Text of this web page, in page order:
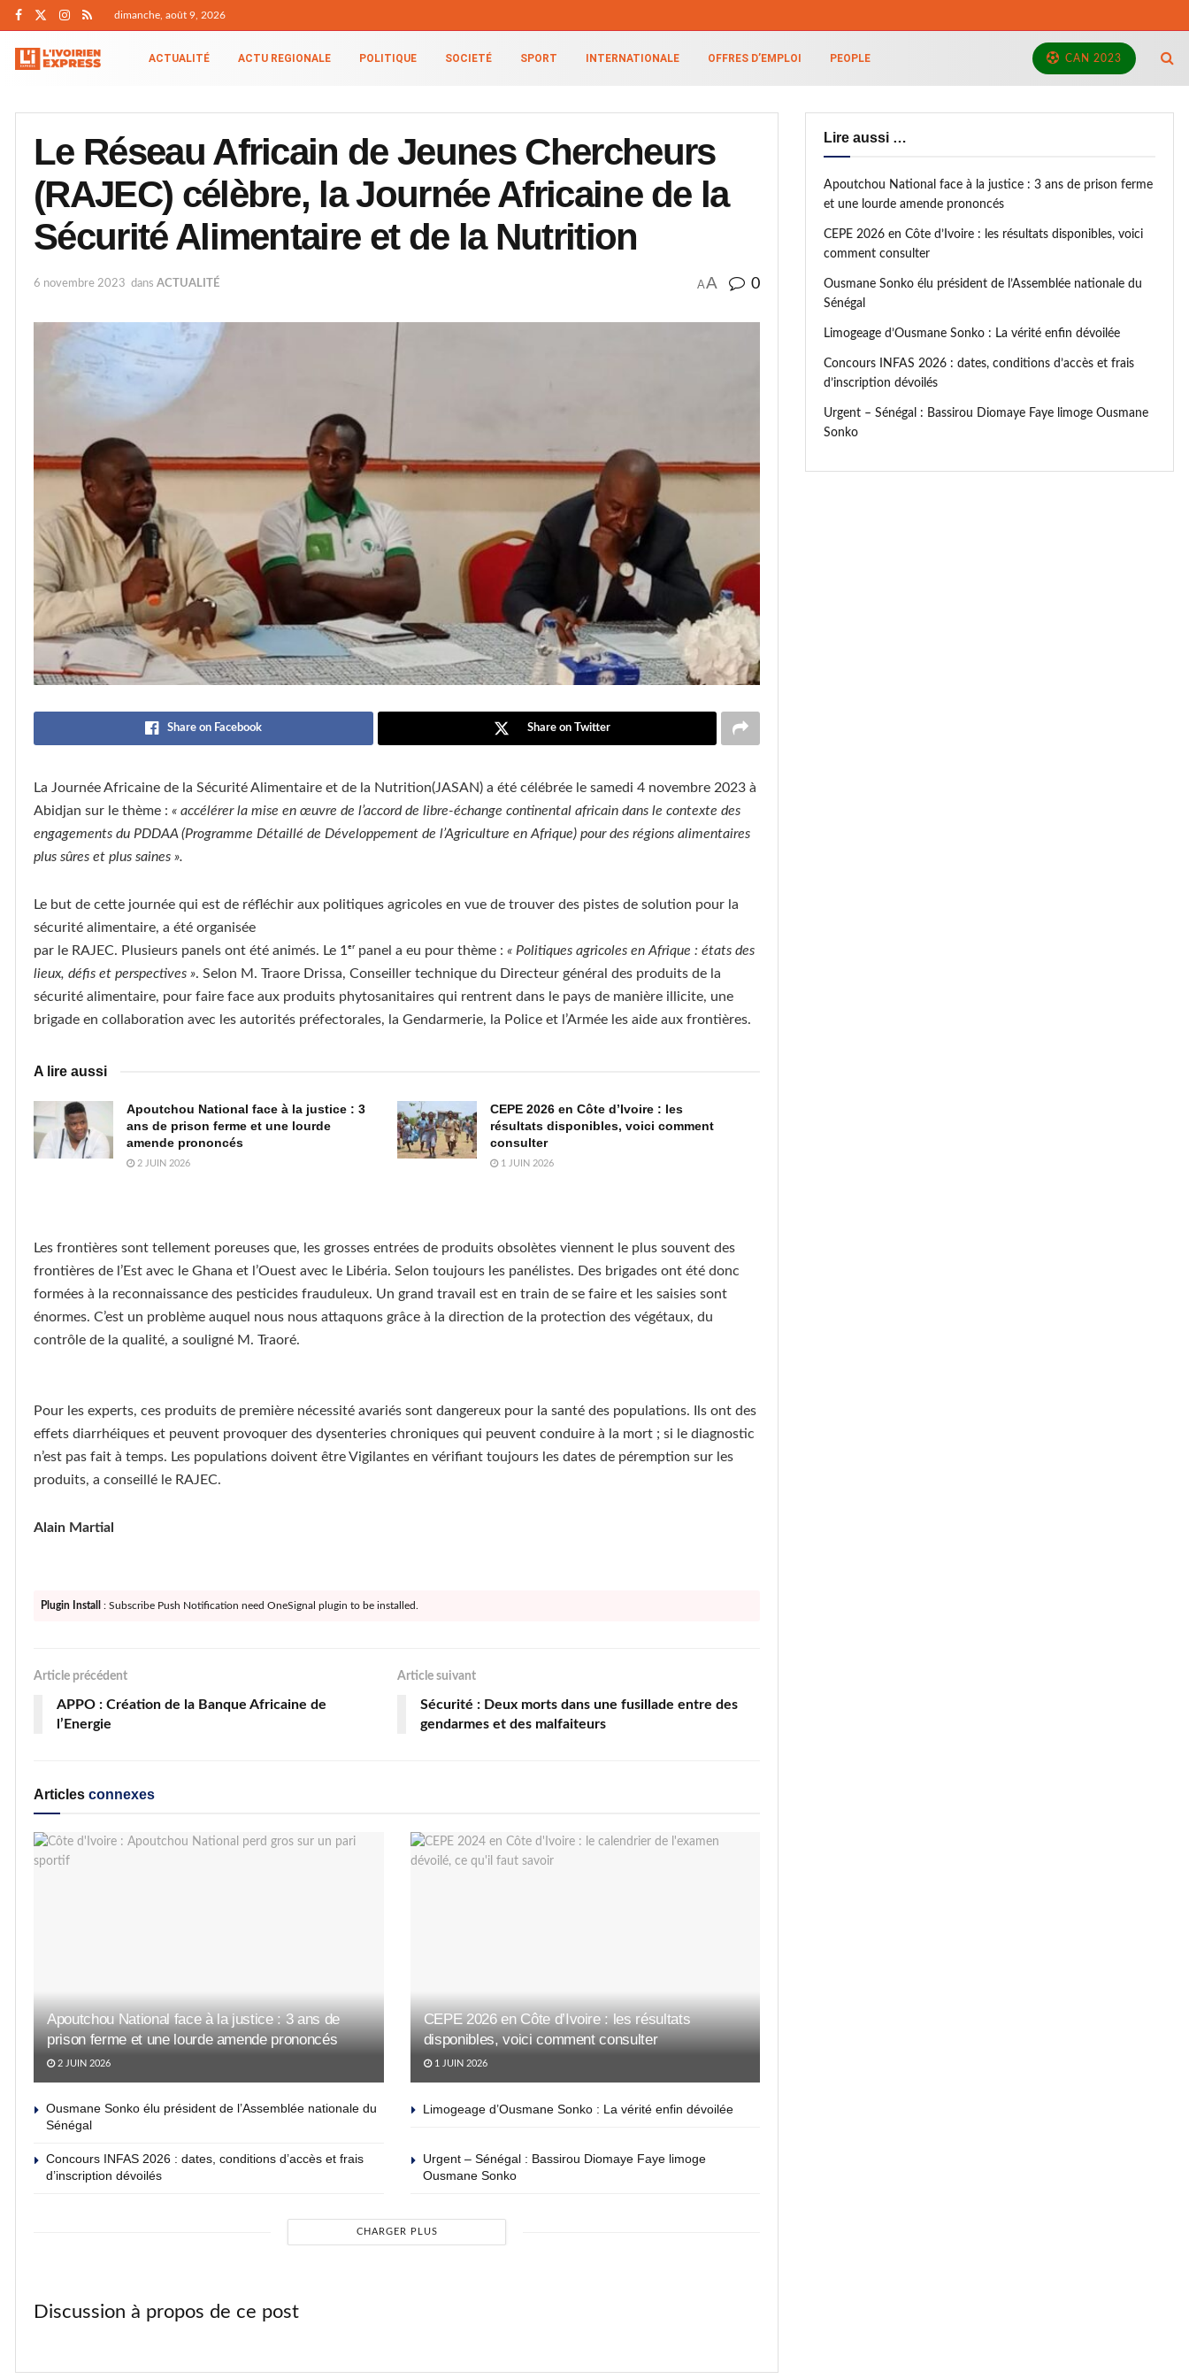
dimanche, août 9, 2026
ACTUALITÉ ACTU REGIONALE POLITIQUE SOCIETÉ SPORT INTERNATIONALE OFFRES D’EMPLOI PEOPLE CAN 2023
Le Réseau Africain de Jeunes Chercheurs
(RAJEC) célèbre, la Journée Africaine de la
Sécurité Alimentaire et de la Nutrition
6 novembre 2023 dans ACTUALITÉ AA 0
Share on Facebook Share on Twitter
La Journée Africaine de la Sécurité Alimentaire et de la Nutrition(JASAN) a été célébrée le samedi 4 novembre 2023 à
Abidjan sur le thème : « accélérer la mise en œuvre de l’accord de libre-échange continental africain dans le contexte des
engagements du PDDAA (Programme Détaillé de Développement de l’Agriculture en Afrique) pour des régions alimentaires
plus sûres et plus saines ».
Le but de cette journée qui est de réfléchir aux politiques agricoles en vue de trouver des pistes de solution pour la
sécurité alimentaire, a été organisée
par le RAJEC. Plusieurs panels ont été animés. Le 1ᵉʳ panel a eu pour thème : « Politiques agricoles en Afrique : états des
lieux, défis et perspectives ». Selon M. Traore Drissa, Conseiller technique du Directeur général des produits de la
sécurité alimentaire, pour faire face aux produits phytosanitaires qui rentrent dans le pays de manière illicite, une
brigade en collaboration avec les autorités préfectorales, la Gendarmerie, la Police et l’Armée les aide aux frontières.
A lire aussi
Apoutchou National face à la justice : 3
ans de prison ferme et une lourde
amende prononcés
2 JUIN 2026
CEPE 2026 en Côte d’Ivoire : les
résultats disponibles, voici comment
consulter
1 JUIN 2026
Les frontières sont tellement poreuses que, les grosses entrées de produits obsolètes viennent le plus souvent des
frontières de l’Est avec le Ghana et l’Ouest avec le Libéria. Selon toujours les panélistes. Des brigades ont été donc
formées à la reconnaissance des pesticides frauduleux. Un grand travail est en train de se faire et les saisies sont
énormes. C’est un problème auquel nous nous attaquons grâce à la direction de la protection des végétaux, du
contrôle de la qualité, a souligné M. Traoré.
Pour les experts, ces produits de première nécessité avariés sont dangereux pour la santé des populations. Ils ont des
effets diarrhéiques et peuvent provoquer des dysenteries chroniques qui peuvent conduire à la mort ; si le diagnostic
n’est pas fait à temps. Les populations doivent être Vigilantes en vérifiant toujours les dates de péremption sur les
produits, a conseillé le RAJEC.
Alain Martial
Plugin Install : Subscribe Push Notification need OneSignal plugin to be installed.
Article précédent
APPO : Création de la Banque Africaine de
l’Energie
Article suivant
Sécurité : Deux morts dans une fusillade entre des
gendarmes et des malfaiteurs
Articles connexes
Apoutchou National face à la justice : 3 ans de
prison ferme et une lourde amende prononcés
2 JUIN 2026
CEPE 2026 en Côte d’Ivoire : les résultats
disponibles, voici comment consulter
1 JUIN 2026
Ousmane Sonko élu président de l’Assemblée nationale du
Sénégal
Limogeage d’Ousmane Sonko : La vérité enfin dévoilée
Concours INFAS 2026 : dates, conditions d’accès et frais
d’inscription dévoilés
Urgent – Sénégal : Bassirou Diomaye Faye limoge
Ousmane Sonko
CHARGER PLUS
Discussion à propos de ce post
Lire aussi …
Apoutchou National face à la justice : 3 ans de prison ferme
et une lourde amende prononcés
CEPE 2026 en Côte d’Ivoire : les résultats disponibles, voici
comment consulter
Ousmane Sonko élu président de l’Assemblée nationale du
Sénégal
Limogeage d’Ousmane Sonko : La vérité enfin dévoilée
Concours INFAS 2026 : dates, conditions d’accès et frais
d’inscription dévoilés
Urgent – Sénégal : Bassirou Diomaye Faye limoge Ousmane
Sonko